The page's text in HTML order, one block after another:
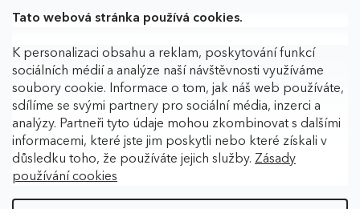
Tato webová stránka používá cookies.
K personalizaci obsahu a reklam, poskytování funkcí
sociálních médií a analýze naší návštěvnosti využíváme
soubory cookie. Informace o tom, jak náš web používáte,
sdílíme se svými partnery pro sociální média, inzerci a
analýzy. Partneři tyto údaje mohou zkombinovat s dalšími
informacemi, které jste jim poskytli nebo které získali v
důsledku toho, že používáte jejich služby. Zásady
používání cookies